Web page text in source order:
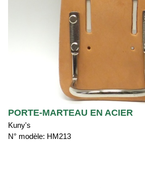
PORTE-MARTEAU EN ACIER
Kuny's
N° modèle: HM213